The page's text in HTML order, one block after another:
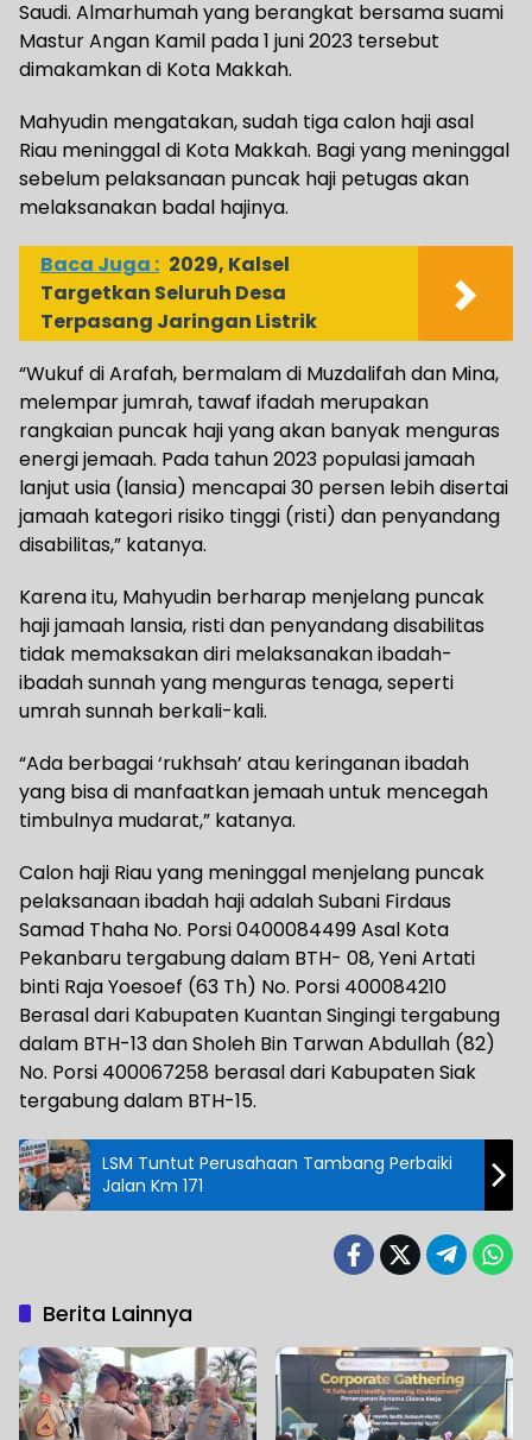
Saudi. Almarhumah yang berangkat bersama suami
Mastur Angan Kamil pada 1 juni 2023 tersebut
dimakamkan di Kota Makkah.
Mahyudin mengatakan, sudah tiga calon haji asal
Riau meninggal di Kota Makkah. Bagi yang meninggal
sebelum pelaksanaan puncak haji petugas akan
melaksanakan badal hajinya.
Baca Juga : 2029, Kalsel
Targetkan Seluruh Desa
Terpasang Jaringan Listrik
“Wukuf di Arafah, bermalam di Muzdalifah dan Mina,
melempar jumrah, tawaf ifadah merupakan
rangkaian puncak haji yang akan banyak menguras
energi jemaah. Pada tahun 2023 populasi jamaah
lanjut usia (lansia) mencapai 30 persen lebih disertai
jamaah kategori risiko tinggi (risti) dan penyandang
disabilitas,” katanya.
Karena itu, Mahyudin berharap menjelang puncak
haji jamaah lansia, risti dan penyandang disabilitas
tidak memaksakan diri melaksanakan ibadah-
ibadah sunnah yang menguras tenaga, seperti
umrah sunnah berkali-kali.
“Ada berbagai ‘rukhsah’ atau keringanan ibadah
yang bisa di manfaatkan jemaah untuk mencegah
timbulnya mudarat,” katanya.
Calon haji Riau yang meninggal menjelang puncak
pelaksanaan ibadah haji adalah Subani Firdaus
Samad Thaha No. Porsi 0400084499 Asal Kota
Pekanbaru tergabung dalam BTH- 08, Yeni Artati
binti Raja Yoesoef (63 Th) No. Porsi 400084210
Berasal dari Kabupaten Kuantan Singingi tergabung
dalam BTH-13 dan Sholeh Bin Tarwan Abdullah (82)
No. Porsi 400067258 berasal dari Kabupaten Siak
tergabung dalam BTH-15.
LSM Tuntut Perusahaan Tambang Perbaiki
Jalan Km 171
Berita Lainnya